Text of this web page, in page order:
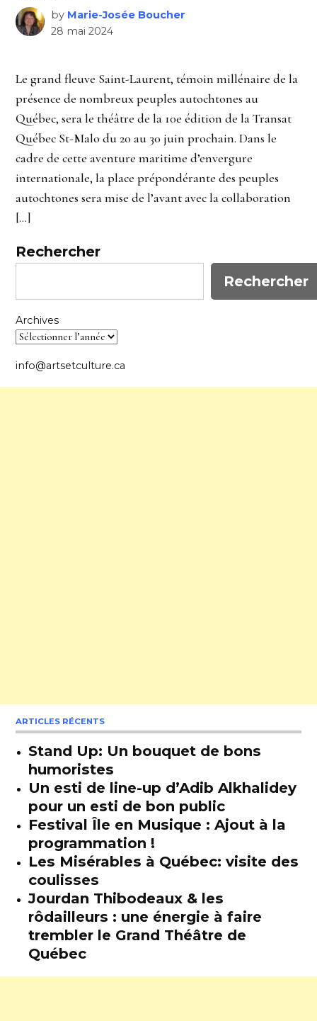
by Marie-Josée Boucher
28 mai 2024
Le grand fleuve Saint-Laurent, témoin millénaire de la
présence de nombreux peuples autochtones au
Québec, sera le théâtre de la 10e édition de la Transat
Québec St-Malo du 20 au 30 juin prochain. Dans le
cadre de cette aventure maritime d’envergure
internationale, la place prépondérante des peuples
autochtones sera mise de l’avant avec la collaboration
[…]
Rechercher
Rechercher
Archives
info@artsetculture.ca
ARTICLES RÉCENTS
Stand Up: Un bouquet de bons
humoristes
Un esti de line-up d’Adib Alkhalidey
pour un esti de bon public
Festival Île en Musique : Ajout à la
programmation !
Les Misérables à Québec: visite des
coulisses
Jourdan Thibodeaux & les
rôdailleurs : une énergie à faire
trembler le Grand Théâtre de
Québec